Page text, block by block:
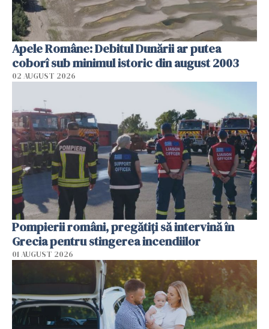
Apele Române: Debitul Dunării ar putea
coborî sub minimul istoric din august 2003
02 AUGUST 2026
Pompierii români, pregătiţi să intervină în
Grecia pentru stingerea incendiilor
01 AUGUST 2026